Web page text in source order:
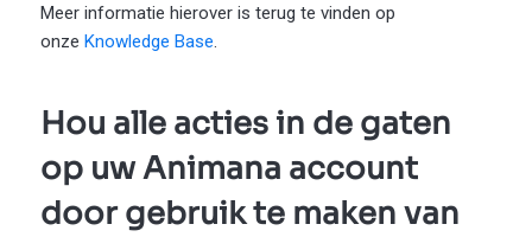
Meer informatie hierover is terug te vinden op
onze Knowledge Base.
Hou alle acties in de gaten
op uw Animana account
door gebruik te maken van